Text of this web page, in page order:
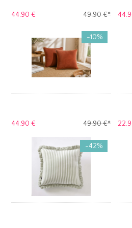
49.90 €*
44.90 € 44.
-10%
49.90 €*
44.90 € 22.
-42%